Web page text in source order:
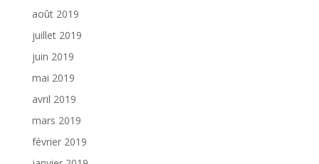
août 2019
juillet 2019
juin 2019
mai 2019
avril 2019
mars 2019
février 2019